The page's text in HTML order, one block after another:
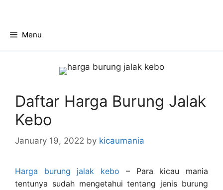
contentMenu
Daftar Harga Burung Jalak
Kebo
January 19, 2022 by kicaumania
Harga burung jalak kebo – Para kicau mania
tentunya sudah mengetahui tentang jenis burung